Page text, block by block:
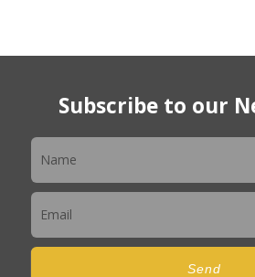
Subscribe to our
Send